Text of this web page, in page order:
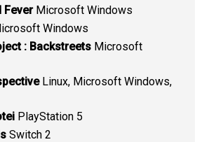
FeverMicrosoft Windows
Windows
: Backstreets Microsoft
Linux, Microsoft Windows,
PlayStation 5
Switch 2